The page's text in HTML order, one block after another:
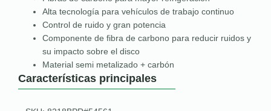
Alta tecnología para vehículos de trabajo continuo
Control de ruido y gran potencia
Componente de fibra de carbono para reducir ruidos y
su impacto sobre el disco
Material semi metalizado + carbón
Características principales